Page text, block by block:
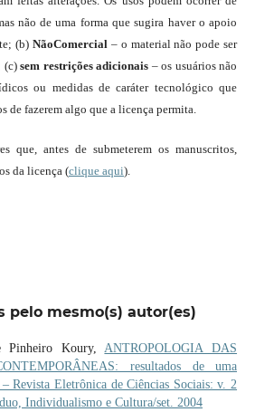
não de uma forma que sugira haver o apoio
(b)NãoComercial – o material não pode ser
(c)sem restrições adicionais – os usuários não
ou medidas de caráter tecnológico que
de fazerem algo que a licença permita.
que, antes de submeterem os manuscritos,
da licença (clique aqui).
pelo mesmo(s) autor(es)
Pinheiro Koury, ANTROPOLOGIA DAS
resultados de uma
Revista Eletrônica de Ciências Sociais: v. 2
Individualismo e Cultura/set. 2004